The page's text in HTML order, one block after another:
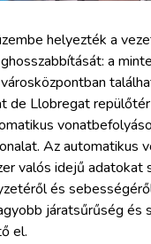
helyezték a
a
de Llobregat
Az automatikus
valós idejű adatokat
és
járatsűrűség és
el.